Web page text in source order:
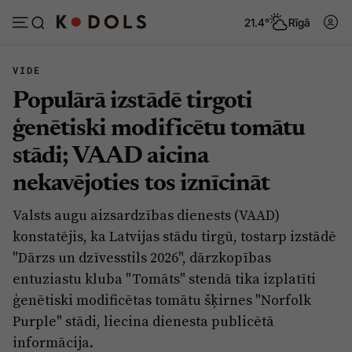
21.4° Rīgā
Abonēt Pieslēgties
Ziņas
Politika
Pašvaldības
Izglītība
Veselība
Ģimene
Vide
Tēmas
Viedokļi
Dzīve un ticība
Ekonomika
Krimināli
Izklaide
VIDE
Populārā izstādē tirgoti
ģenētiski modificētu tomātu
stādi; VAAD aicina
nekavējoties tos iznīcināt
Valsts augu aizsardzības dienests (VAAD)
konstatējis, ka Latvijas stādu tirgū, tostarp izstādē
"Dārzs un dzīvesstils 2026", dārzkopības
entuziastu kluba "Tomāts" stendā tika izplatīti
ģenētiski modificētas tomātu šķirnes "Norfolk
Purple" stādi, liecina dienesta publicētā
informācija.